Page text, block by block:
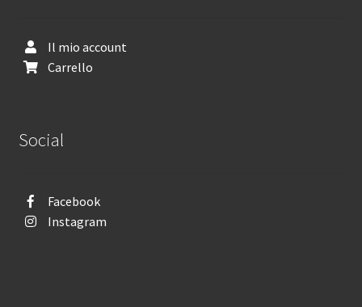
Il mio account
Carrello
Social
Facebook
Instagram